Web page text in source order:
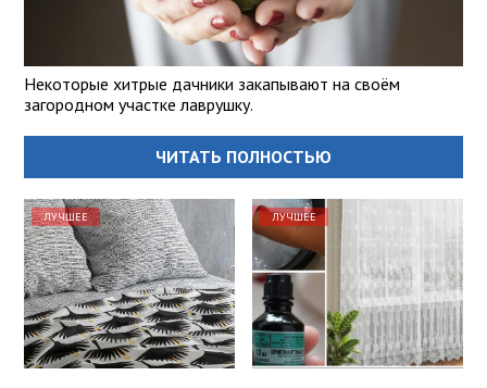
Некоторые хитрые дачники закапывают на своём
загородном участке лаврушку.
ЧИТАТЬ ПОЛНОСТЬЮ
ЛУЧШЕЕ ЛУЧШЕЕ